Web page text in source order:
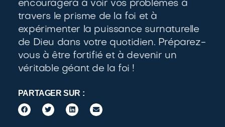
encouragera à voir vos problèmes à
travers le prisme de la foi et à
expérimenter la puissance surnaturelle
de Dieu dans votre quotidien. Préparez-
vous à être fortifié et à devenir un
véritable géant de la foi !
PARTAGER SUR :